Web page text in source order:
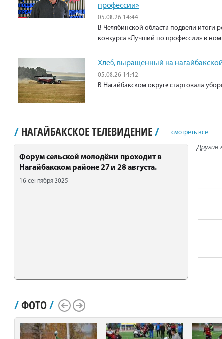
профессии»
05.08.26 14:44
В Челябинской области подвели итоги
конкурса «Лучший по профессии» в
Хлеб, выращенный на
05.08.26 14:42
В Нагайбакском округе стартовала
/ НАГАЙБАКСКОЕ ТЕЛЕВИДЕНИЕ/ смотреть все
Форум сельской молодёжи проходит в
Нагайбакском районе 27 и 28 августа.
16 сентября 2025
Другие
/ФОТО/
Scroll LeftScroll Right